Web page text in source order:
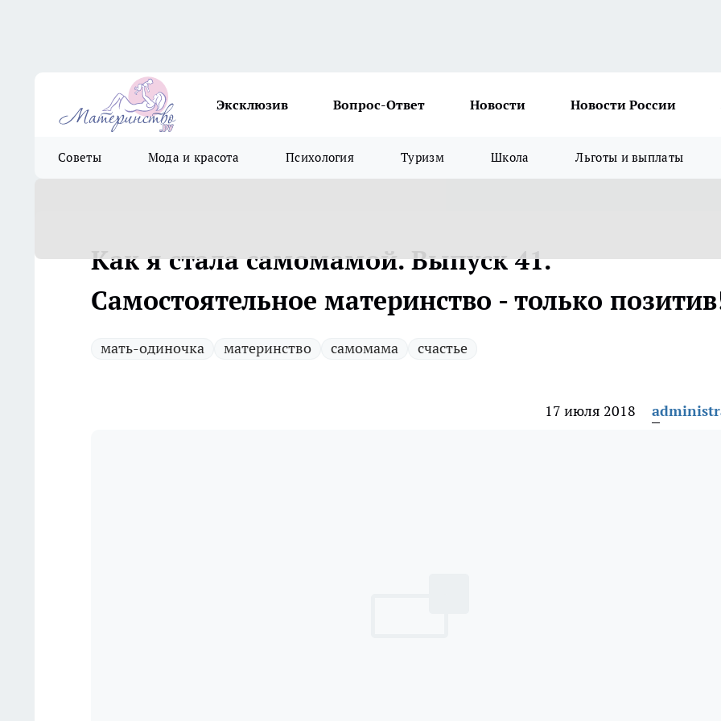
Эксклюзив Вопрос-Ответ Новости Новости России
Советы Мода и красота Психология Туризм Школа Льготы и выплаты
Как я стала самомамой. Выпуск 41.
Самостоятельное материнство - только
мать-одиночка материнство самомама счастье
17 июля 2018